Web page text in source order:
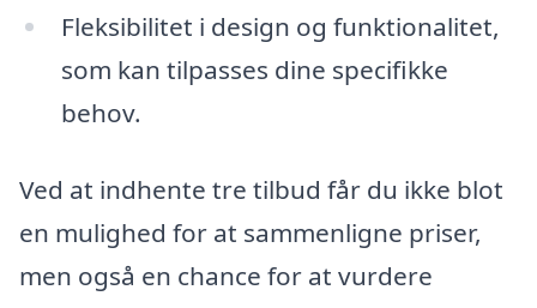
Fleksibilitet i design og funktionalitet,
som kan tilpasses dine specifikke
behov.
Ved at indhente tre tilbud får du ikke blot
en mulighed for at sammenligne priser,
men også en chance for at vurdere